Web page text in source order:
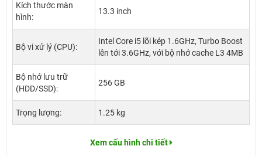
Kích thước màn
hình:
13.3 inch
Bộ vi xử lý (CPU):
Intel Core i5 lõi kép 1.6GHz, Turbo Boost
lên tới 3.6GHz, với bộ nhớ cache L3 4MB
Bộ nhớ lưu trữ
(HDD/SSD):
256 GB
Trọng lượng: 1.25 kg
Xem cấu hình chi tiết